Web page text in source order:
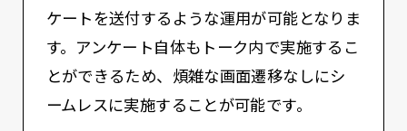
ケートを送付するような運用が可能となりま
す。アンケート自体もトーク内で実施するこ
とができるため、煩雑な画面遷移なしにシ
ームレスに実施することが可能です。